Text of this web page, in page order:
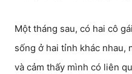
Một tháng sau, có hai cô
sống ở hai tỉnh khác nhau,
và cảm thấy mình có liên